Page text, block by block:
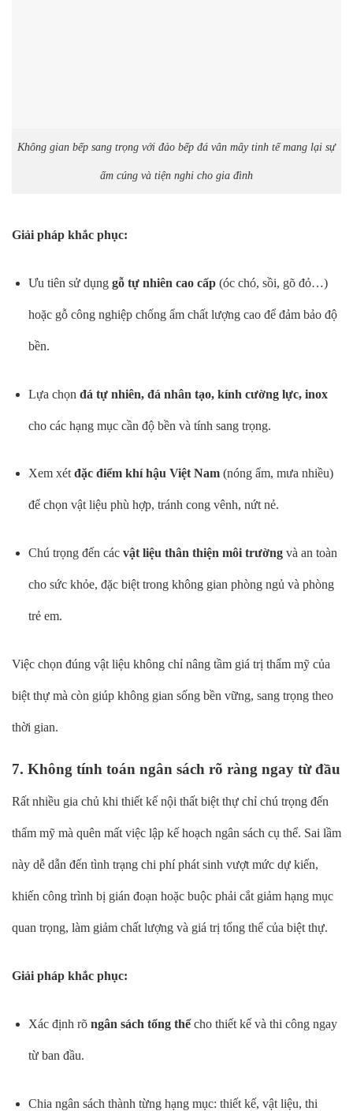
Không gian bếp sang trọng với đảo bếp đá vân mây tinh tế mang lại sự
ấm cúng và tiện nghi cho gia đình
Giải pháp khắc phục:
Ưu tiên sử dụng gỗ tự nhiên cao cấp(óc chó, sồi, gõ đỏ…)
hoặc gỗ công nghiệp chống ẩm chất lượng cao để đảm bảo độ
bền.
Lựa chọn đá tự nhiên, đá nhân tạo, kính cường lực, inox
cho các hạng mục cần độ bền và tính sang trọng.
Xem xétđặc điểm khí hậu Việt Nam(nóng ẩm, mưa nhiều)
để chọn vật liệu phù hợp, tránh cong vênh, nứt nẻ.
Chú trọng đến các vật liệu thân thiện môi trườngvà an toàn
cho sức khỏe, đặc biệt trong không gian phòng ngủ và phòng
trẻ em.
Việc chọn đúng vật liệu không chỉ nâng tầm giá trị thẩm mỹ của
biệt thự mà còn giúp không gian sống bền vững, sang trọng theo
thời gian.
7. Không tính toán ngân sách rõ ràng ngay từ đầu
Rất nhiều gia chủ khi thiết kế nội thất biệt thự chỉ chú trọng đến
thẩm mỹ mà quên mất việc lập kế hoạch ngân sách cụ thể. Sai lầm
này dễ dẫn đến tình trạng chi phí phát sinh vượt mức dự kiến,
khiến công trình bị gián đoạn hoặc buộc phải cắt giảm hạng mục
quan trọng, làm giảm chất lượng và giá trị tổng thể của biệt thự.
Giải pháp khắc phục:
Xác định rõ ngân sách tổng thểcho thiết kế và thi công ngay
từ ban đầu.
Chia ngân sách thành từng hạng mục: thiết kế, vật liệu, thi